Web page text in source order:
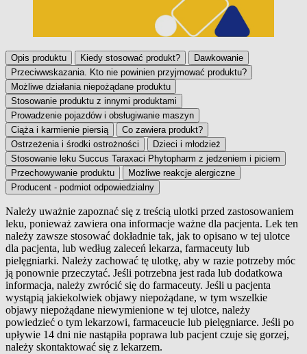
Opis produktu Kiedy stosować produkt?
Dawkowanie
Przeciwwskazania. Kto nie powinien przyjmować produktu?
Możliwe działania niepożądane produktu
Stosowanie produktu z innymi produktami
Prowadzenie pojazdów i obsługiwanie maszyn
Ciąża i karmienie piersią
Co zawiera produkt?
Ostrzeżenia i środki ostrożności
Dzieci i młodzież
Stosowanie leku Succus Taraxaci Phytopharm z jedzeniem i piciem
Przechowywanie produktu
Możliwe reakcje alergiczne
Producent - podmiot odpowiedzialny
Opis produktu
Należy uważnie zapoznać się z treścią ulotki przed zastosowaniem
leku, ponieważ zawiera ona informacje ważne dla pacjenta. Lek ten
należy zawsze stosować dokładnie tak, jak to opisano w tej ulotce
dla pacjenta, lub według zaleceń lekarza, farmaceuty lub
pielęgniarki. Należy zachować tę ulotkę, aby w razie potrzeby móc
ją ponownie przeczytać. Jeśli potrzebna jest rada lub dodatkowa
informacja, należy zwrócić się do farmaceuty. Jeśli u pacjenta
wystąpią jakiekolwiek objawy niepożądane, w tym wszelkie
objawy niepożądane niewymienione w tej ulotce, należy
powiedzieć o tym lekarzowi, farmaceucie lub pielęgniarce. Jeśli po
upływie 14 dni nie nastąpiła poprawa lub pacjent czuje się gorzej,
należy skontaktować się z lekarzem.